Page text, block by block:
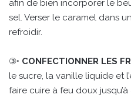
afin de bien incorporer le
sel. Verser le caramel dans
refroidir.
③• CONFECTIONNER LES
le sucre, la vanille liquide et
faire cuire à feu doux